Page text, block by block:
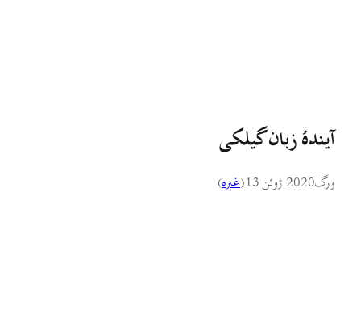
آیندهٔ زبان گیلکی
ورگ2020 ژوئن 13 (غىره)